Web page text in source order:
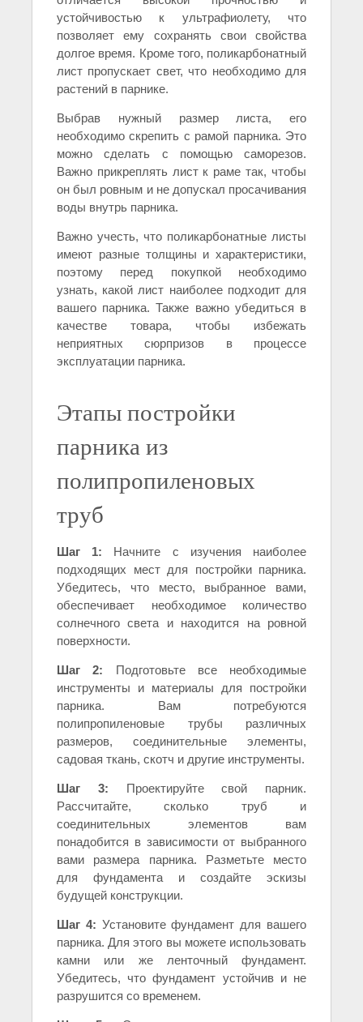
устойчивостью к ультрафиолету, что
позволяет ему сохранять свои свойства
долгое время. Кроме того, поликарбонатный
лист пропускает свет, что необходимо для
растений в парнике.
Выбрав нужный размер листа, его
необходимо скрепить с рамой парника. Это
можно сделать с помощью саморезов.
Важно прикреплять лист к раме так, чтобы
он был ровным и не допускал просачивания
воды внутрь парника.
Важно учесть, что поликарбонатные листы
имеют разные толщины и характеристики,
поэтому перед покупкой необходимо
узнать, какой лист наиболее подходит для
вашего парника. Также важно убедиться в
качестве товара, чтобы избежать
неприятных сюрпризов в процессе
эксплуатации парника.
Этапы постройки
парника из
полипропиленовых
труб
Шаг 1: Начните с изучения наиболее
подходящих мест для постройки парника.
Убедитесь, что место, выбранное вами,
обеспечивает необходимое количество
солнечного света и находится на ровной
поверхности.
Шаг 2: Подготовьте все необходимые
инструменты и материалы для постройки
парника. Вам потребуются
полипропиленовые трубы различных
размеров, соединительные элементы,
садовая ткань, скотч и другие инструменты.
Шаг 3: Проектируйте свой парник.
Рассчитайте, сколько труб и
соединительных элементов вам
понадобится в зависимости от выбранного
вами размера парника. Разметьте место
для фундамента и создайте эскизы
будущей конструкции.
Шаг 4: Установите фундамент для вашего
парника. Для этого вы можете использовать
камни или же ленточный фундамент.
Убедитесь, что фундамент устойчив и не
разрушится со временем.